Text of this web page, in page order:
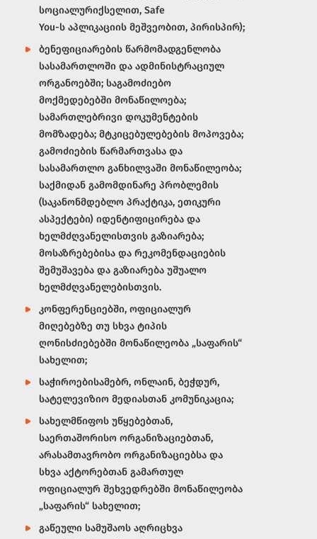
სოციალურიქსელით, Safe
You-ს აპლიკაციის მეშვეობით, პირისპირ);
ბენეფიციარების წარმომადგენლობა
სასამართლოში და ადმინისტრაციულ
ორგანოებში; საგამოძიებო
მოქმედებებში მონაწილოება;
სამართლებრივი დოკუმენტების
მომზადება; მტკიცებულებების მოპოვება;
გამოძიების წარმართვასა და
სასამართლო განხილვაში მონაწილეობა;
საქმიდან გამომდინარე პრობლემის
(საკანონმდებლო პრაქტიკა, ეთიკური
ასპექტები) იდენტიფიცირება და
ხელმძღვანელისთვის გაზიარება;
მოსაზრებებისა და რეკომენდაციების
შემუშავება და გაზიარება უშუალო
ხელმძღვანელებისთვის.
კონფერენციებში, ოფიციალურ
მიღებებზე თუ სხვა ტიპის
ღონისძიებებში მონაწილეობა „საფარის“
სახელით;
საჭიროებისამებრ, ონლაინ, ბეჭდურ,
სატელევიზიო მედიასთან კომუნიკაცია;
სახელმწიფოს უწყებებთან,
საერთაშორისო ორგანიზაციებთან,
არასამთავრობო ორგანიზაციებსა და
სხვა აქტორებთან გამართულ
ოფიციალურ შეხვედრებში მონაწილეობა
„საფარის“ სახელით;
გაწეული სამუშაოს აღრიცხვა